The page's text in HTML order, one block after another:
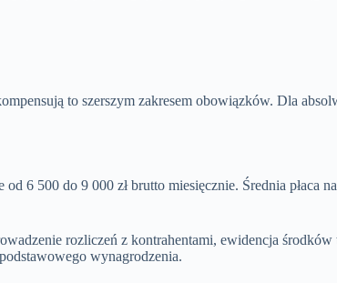
to szerszym zakresem obowiązków. Dla
6 500 do 9 000 zł brutto miesięcznie. Średnia płaca
rozliczeń z kontrahentami, ewidencja
wynagrodzenia.